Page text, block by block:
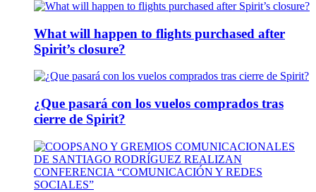
What will happen to flights purchased after
Spirit’s closure?
¿Que pasará con los vuelos comprados tras
cierre de Spirit?